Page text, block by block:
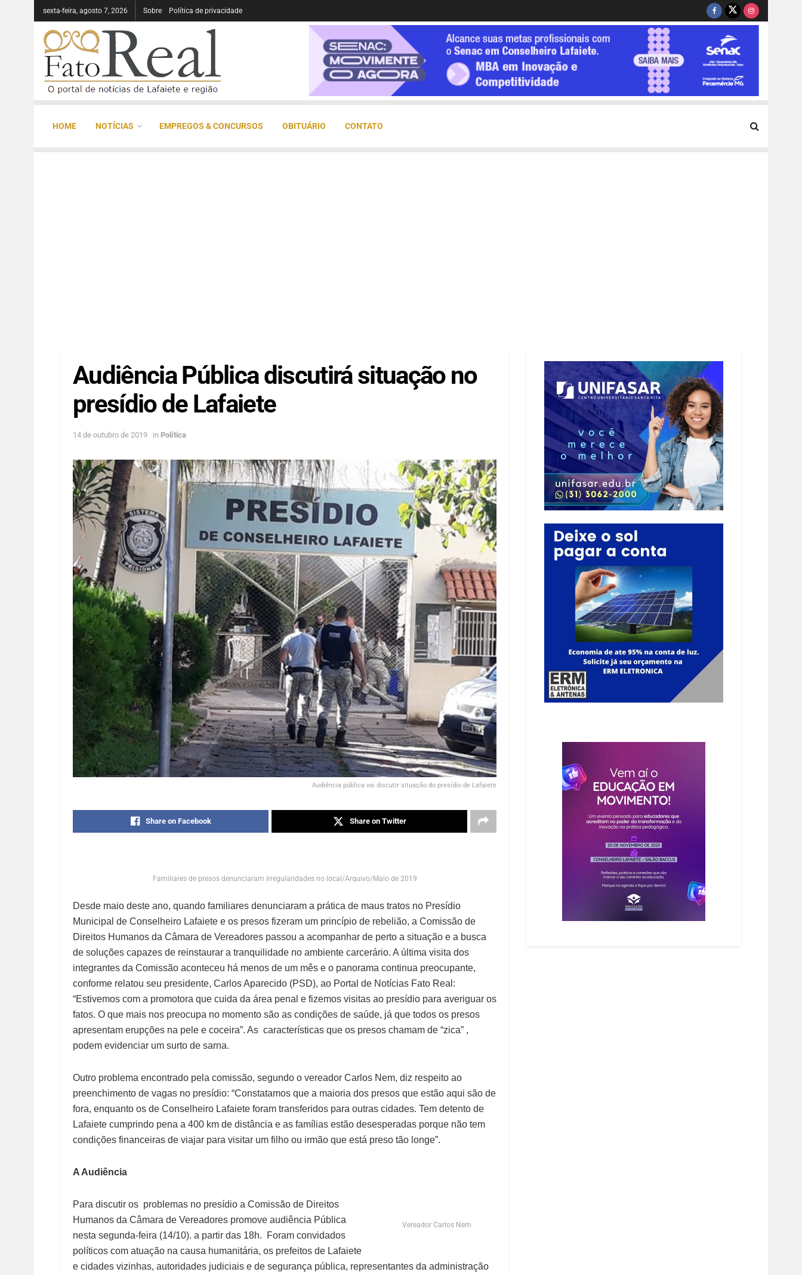
sexta-feira, agosto 7, 2026 Sobre Política de privacidade
HOME NOTÍCIAS EMPREGOS & CONCURSOS OBITUÁRIO CONTATO
Audiência Pública discutirá situação no
presídio de Lafaiete
14 de outubro de 2019 in Política
Audiência pública vai discutir situação do presídio de Lafaiete
Share on Facebook Share on Twitter
Familiares de presos denunciaram irregularidades no local/Arquivo/Maio de 2019
Desde maio deste ano, quando familiares denunciaram a prática de maus tratos no Presídio
Municipal de Conselheiro Lafaiete e os presos fizeram um princípio de rebelião, a Comissão de
Direitos Humanos da Câmara de Vereadores passou a acompanhar de perto a situação e a busca
de soluções capazes de reinstaurar a tranquilidade no ambiente carcerário. A última visita dos
integrantes da Comissão aconteceu há menos de um mês e o panorama continua preocupante,
conforme relatou seu presidente, Carlos Aparecido (PSD), ao Portal de Notícias Fato Real:
“Estivemos com a promotora que cuida da área penal e fizemos visitas ao presídio para averiguar os
fatos. O que mais nos preocupa no momento são as condições de saúde, já que todos os presos
apresentam erupções na pele e coceira”. As características que os presos chamam de “zica” ,
podem evidenciar um surto de sarna.
Outro problema encontrado pela comissão, segundo o vereador Carlos Nem, diz respeito ao
preenchimento de vagas no presídio: “Constatamos que a maioria dos presos que estão aqui são de
fora, enquanto os de Conselheiro Lafaiete foram transferidos para outras cidades. Tem detento de
Lafaiete cumprindo pena a 400 km de distância e as famílias estão desesperadas porque não tem
condições financeiras de viajar para visitar um filho ou irmão que está preso tão longe”.
A Audiência
Vereador Carlos Nem
Para discutir os problemas no presídio a Comissão de Direitos
Humanos da Câmara de Vereadores promove audiência Pública
nesta segunda-feira (14/10). a partir das 18h. Foram convidados
políticos com atuação na causa humanitária, os prefeitos de Lafaiete
e cidades vizinhas, autoridades judiciais e de segurança pública, representantes da administração